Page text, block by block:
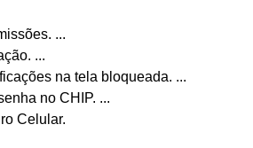
...
...
na tela bloqueada. ...
no CHIP. ...
Celular.